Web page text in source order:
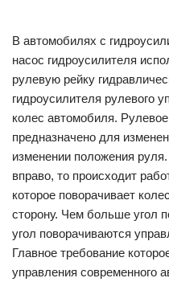
В автомобилях с
насос гидроусилителя
рулевую рейку
гидроусилителя рулевого
колес автомобиля.
предназначено для
изменении положения
вправо, то происходит
которое поворачивает
сторону. Чем больше угол
угол поворачиваются
Главное требование
управления современного